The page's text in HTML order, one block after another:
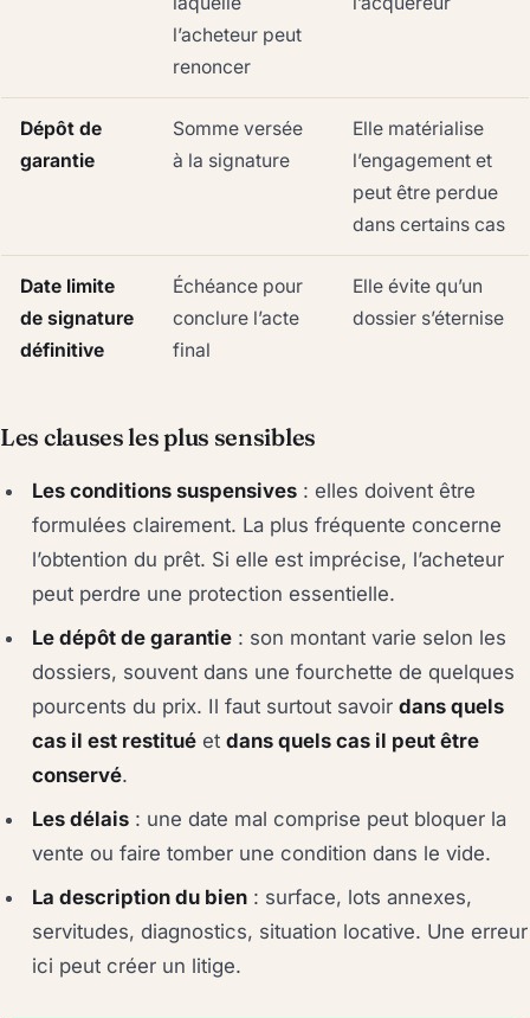
l’acheteur peut
renoncer
Dépôt de
garantie
Somme versée
à la signature
Elle matérialise
l’engagement et
peut être perdue
dans certains cas
Date limite
de signature
définitive
Échéance pour
conclure l’acte
final
Elle évite qu’un
dossier s’éternise
Les clauses les plus sensibles
Les conditions suspensives : elles doivent être
formulées clairement. La plus fréquente concerne
l’obtention du prêt. Si elle est imprécise, l’acheteur
peut perdre une protection essentielle.
Le dépôt de garantie : son montant varie selon les
dossiers, souvent dans une fourchette de quelques
pourcents du prix. Il faut surtout savoirdans quels
cas il est restitué etdans quels cas il peut être
conservé.
Les délais : une date mal comprise peut bloquer la
vente ou faire tomber une condition dans le vide.
La description du bien : surface, lots annexes,
servitudes, diagnostics, situation locative. Une erreur
ici peut créer un litige.